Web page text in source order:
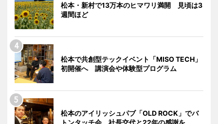
松本・新村で13万本のヒマワリ満開 見頃は3
週間ほど
松本で共創型テックイベント「MISO TECH」
初開催へ 講演会や体験型プログラム
松本のアイリッシュパブ「OLD ROCK」でバ
トンタッチ会 社長交代と22年の感謝を